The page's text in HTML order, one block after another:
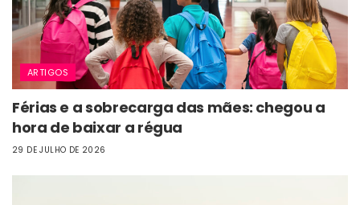
ARTIGOS
Férias e a sobrecarga das mães: chegou a
hora de baixar a régua
29 DE JULHO DE 2026